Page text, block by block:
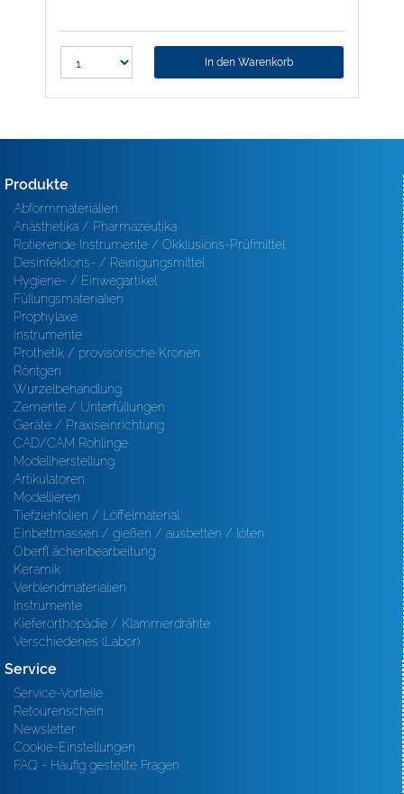
In den Warenkorb
Produkte
Abformmaterialien
Anästhetika / Pharmazeutika
Rotierende Instrumente / Okklusions-Prüfmittel
Desinfektions- / Reinigungsmittel
Hygiene- / Einwegartikel
Füllungsmaterialien
Prophylaxe
Instrumente
Prothetik / provisorische Kronen
Röntgen
Wurzelbehandlung
Zemente / Unterfüllungen
Geräte / Praxiseinrichtung
CAD/CAM Rohlinge
Modellherstellung
Artikulatoren
Modellieren
Tiefziehfolien / Löffelmaterial
Einbettmassen / gießen / ausbetten / löten
Oberfl ächenbearbeitung
Keramik
Verblendmaterialien
Instrumente
Kieferorthopädie / Klammerdrähte
Verschiedenes (Labor)
Service
Service-Vorteile
Retourenschein
Newsletter
Cookie-Einstellungen
FAQ - Häufig gestellte Fragen